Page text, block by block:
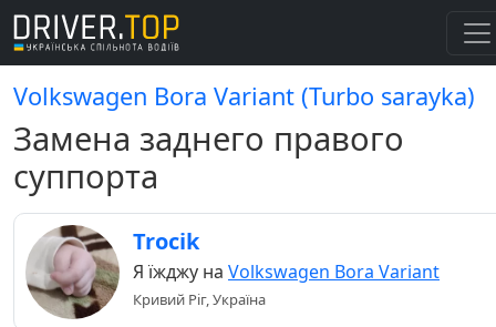
Volkswagen Bora Variant (Turbo sarayka)
Замена заднего правого
суппорта
Trocik
Я їжджу на Volkswagen Bora Variant
Кривий Ріг, Україна